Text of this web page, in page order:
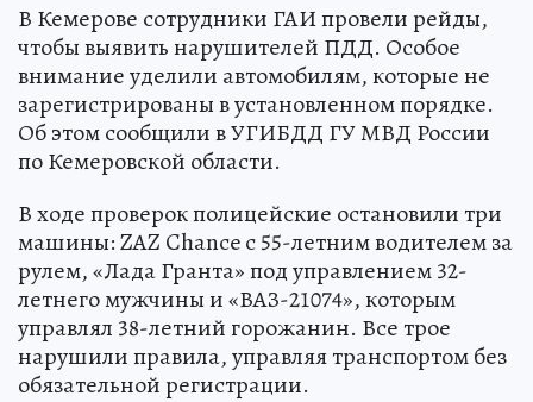
В Кемерове сотрудники ГАИ провели рейды,
чтобы выявить нарушителей ПДД. Особое
внимание уделили автомобилям, которые не
зарегистрированы в установленном порядке.
Об этом сообщили в УГИБДД ГУ МВД России
по Кемеровской области.
В ходе проверок полицейские остановили три
машины: ZAZ Chance с 55-летним водителем за
рулем, «Лада Гранта» под управлением 32-
летнего мужчины и «ВАЗ-21074», которым
управлял 38-летний горожанин. Все трое
нарушили правила, управляя транспортом без
обязательной регистрации.